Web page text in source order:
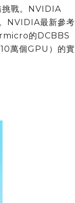
挑戰。NVIDIA
NVIDIA最新參考
的DCBBS
萬個GPU）的實